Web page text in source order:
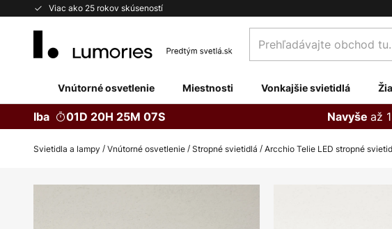
Viac ako 25 rokov skúseností
Skip
Prehľadávajte
obchod
Vnútorné osvetlenie Miestnosti Vonkajšie svietidlá
Iba 01D 20H 25M 06S Navyše až
Svietidla a lampy Vnútorné osvetlenie Stropné svietidlá Arcchio Telie LED stropné